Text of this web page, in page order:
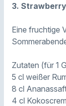
3.
Eine fruchtige
Zutaten (für 1
5 cl weißer
8 cl
4 cl